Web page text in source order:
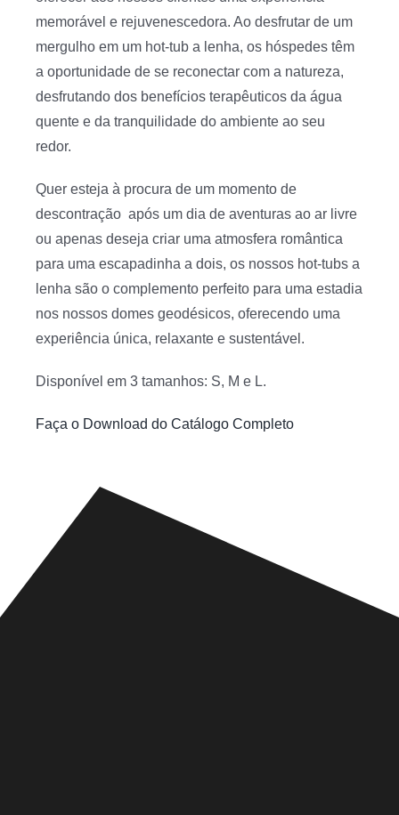
memorável e rejuvenescedora. Ao desfrutar de um
mergulho em um hot-tub a lenha, os hóspedes têm
a oportunidade de se reconectar com a natureza,
desfrutando dos benefícios terapêuticos da água
quente e da tranquilidade do ambiente ao seu
redor.
Quer esteja à procura de um momento de
descontração após um dia de aventuras ao ar livre
ou apenas deseja criar uma atmosfera romântica
para uma escapadinha a dois, os nossos hot-tubs a
lenha são o complemento perfeito para uma estadia
nos nossos domes geodésicos, oferecendo uma
experiência única, relaxante e sustentável.
Disponível em 3 tamanhos: S, M e L.
Faça o Download do Catálogo Completo